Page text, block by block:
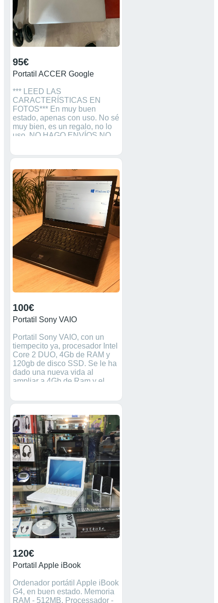
entregó en mano o lo envío por
toda España.
95€
Portatil ACCER Google
*** LEED LAS
CARACTERÍSTICAS EN
FOTOS*** En muy buen
estado, apenas con uso. No sé
muy bien, es un regalo, no lo
uso. NO HAGO ENVÍOS NO
MENSAJES. SÓLO
No mareantes.
100€
Portatil Sony VAIO
Portatil Sony VAIO, con un
tiempecito ya, procesador Intel
Core 2 DUO, 4Gb de RAM y
120gb de disco SSD. Se le ha
dado una nueva vida al
ampliar a 4Gb de Ram y el
uso de bateria.
120€
Portatil Apple iBook
Ordenador portátil Apple iBook
G4, en buen estado. Memoria
RAM - 512MB. Processador -